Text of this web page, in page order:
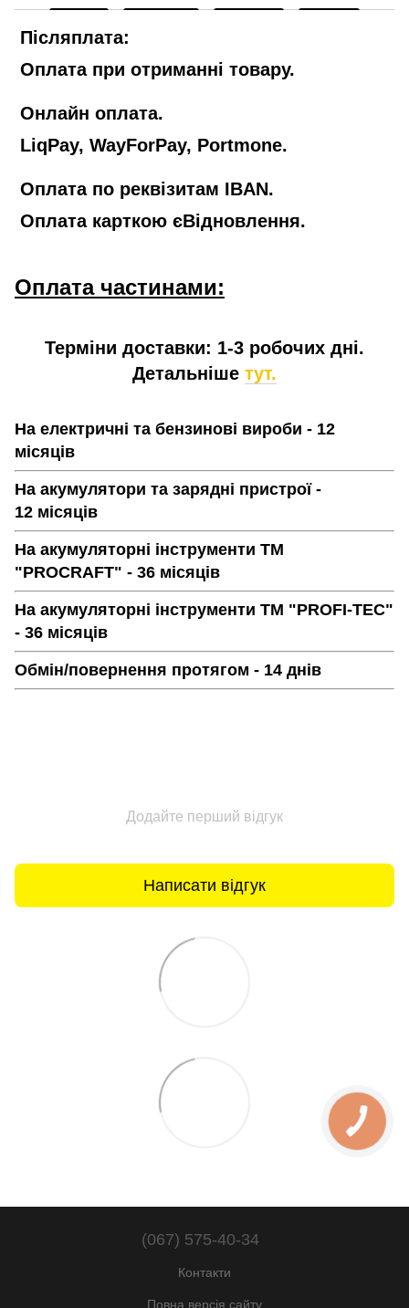
Післяплата:
Оплата при отриманні товару.
Онлайн оплата.
LiqPay, WayForPay, Portmone.
Оплата по реквізитам IBAN.
Оплата карткою єВідновлення.
Оплата частинами:
Терміни доставки: 1-3 робочих дні.
Детальніше тут.
На електричні та бензинові вироби - 12
місяців
На акумулятори та зарядні пристрої -
12 місяців
На акумуляторні інструменти ТМ
"PROCRAFT" - 36 місяців
На акумуляторні інструменти ТМ "PROFI-TEC"
- 36 місяців
Обмін/повернення протягом - 14 днів
Додайте перший відгук
Написати відгук
(067) 575-40-34
Контакти
Повна версія сайту